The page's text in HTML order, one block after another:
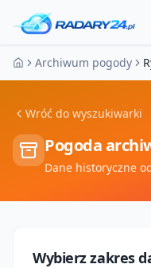
Strona główna
Archiwum pogody
Wróć do wyszukiwarki
Pogoda
Dane historyczne
Wybierz zakres